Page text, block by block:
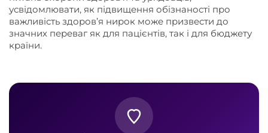
усвідомлювати, як підвищення обізнаності про
важливість здоров’я нирок може призвести до
значних переваг як для пацієнтів, так і для бюджету
країни.